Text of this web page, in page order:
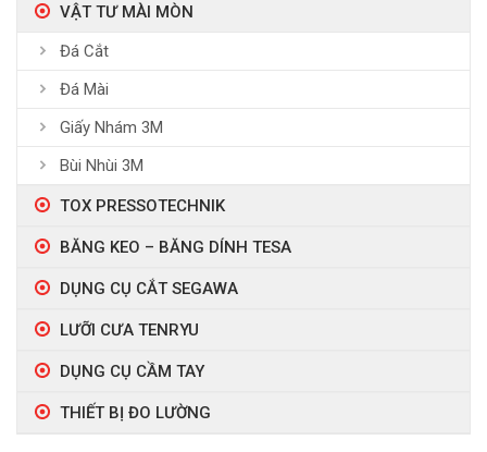
VẬT TƯ MÀI MÒN
Đá Cắt
Đá Mài
Giấy Nhám 3M
Bùi Nhùi 3M
TOX PRESSOTECHNIK
BĂNG KEO – BĂNG DÍNH TESA
DỤNG CỤ CẮT SEGAWA
LƯỠI CƯA TENRYU
DỤNG CỤ CẦM TAY
THIẾT BỊ ĐO LƯỜNG